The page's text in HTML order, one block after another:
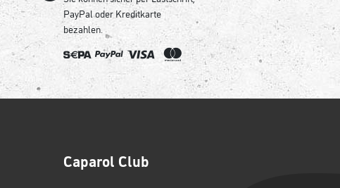
PayPal oder Kreditkarte
bezahlen.
Caparol Club